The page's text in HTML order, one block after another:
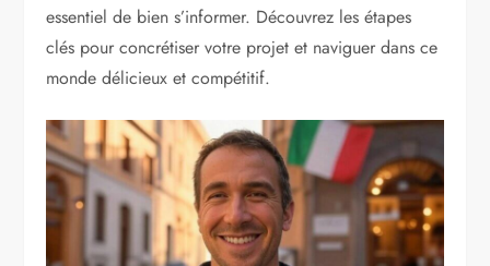
essentiel de bien s’informer. Découvrez les étapes
clés pour concrétiser votre projet et naviguer dans ce
monde délicieux et compétitif.